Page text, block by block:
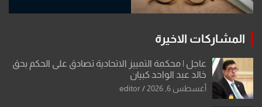
المشاركات الاخيرة
عاجل | محكمة التمييز الاتحادية تصادق على الحكم بحق
خالد عبد الواحد كبيان
أغسطس 6, 2026 editor